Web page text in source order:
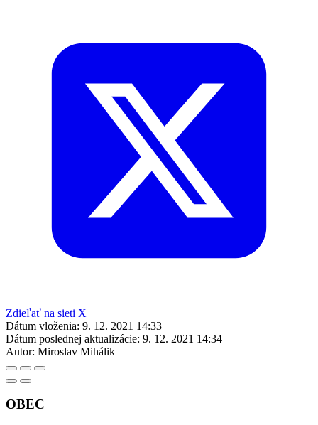
Zdieľať na sieti X
Dátum vloženia: 9. 12. 2021 14:33
Dátum poslednej aktualizácie: 9. 12. 2021 14:34
Autor: Miroslav Mihálik
OBEC